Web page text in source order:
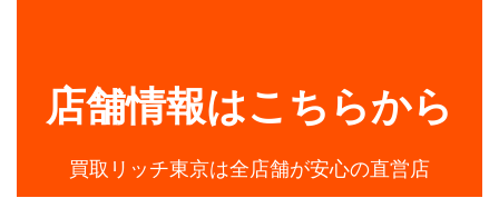
店舗情報はこちらから
買取リッチ東京は全店舗が安心の直営店